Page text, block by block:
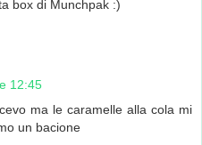
box di Munchpak :)
12:45
ma le caramelle alla cola mi
un bacione